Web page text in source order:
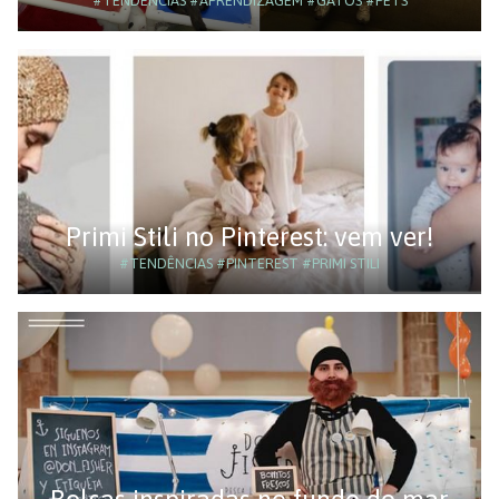
Primi Stili no Pinterest: vem ver!
#TENDÊNCIAS#PINTEREST #PRIMI STILI